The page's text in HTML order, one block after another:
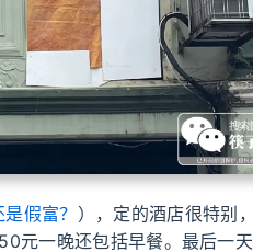
假富？ ），定的酒店很特别
元一晚还包括早餐。最后一